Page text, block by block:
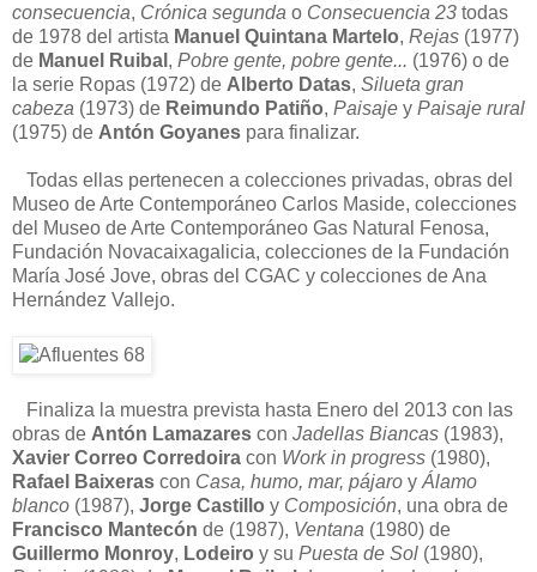
consecuencia, Crónica segunda o Consecuencia 23 todas
de 1978 del artista Manuel Quintana Martelo, Rejas (1977)
de Manuel Ruibal , Pobre gente, pobre gente... (1976) o de
la serie Ropas (1972) de Alberto Datas, Silueta gran
cabeza (1973) de Reimundo Patiño, Paisaje y Paisaje rural
(1975) de Antón Goyanes para finalizar.
Todas ellas pertenecen a colecciones privadas, obras del
Museo de Arte Contemporáneo Carlos Maside, colecciones
del Museo de Arte Contemporáneo Gas Natural Fenosa,
Fundación Novacaixagalicia, colecciones de la Fundación
María José Jove, obras del CGAC y colecciones de Ana
Hernández Vallejo.
Finaliza la muestra prevista hasta Enero del 2013 con las
obras de Antón Lamazares con Jadellas Biancas (1983),
Xavier Correo Corredoira con Work in progress (1980),
Rafael Baixeras con Casa, humo, mar, pájaro y Álamo
blanco (1987), Jorge Castillo y Composición, una obra de
Francisco Mantecón de (1987), Ventana (1980) de
Guillermo Monroy, Lodeiro y su Puesta de Sol (1980),